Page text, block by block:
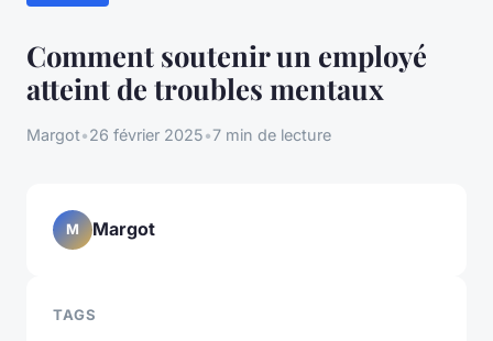
Comment soutenir un employé
atteint de troubles mentaux
Margot•26 février 2025•7 min de lecture
M Margot
TAGS